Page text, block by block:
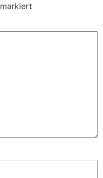
markiert